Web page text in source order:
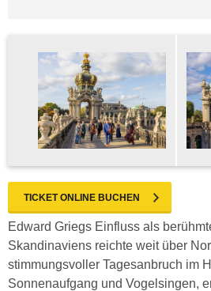
TICKET ONLINE BUCHEN
Edward Griegs Einfluss als
Skandinaviens reichte weit über
stimmungsvoller Tagesanbruch im
Sonnenaufgang und Vogelsingen,